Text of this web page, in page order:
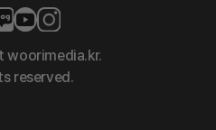
woorimedia.kr.
reserved.